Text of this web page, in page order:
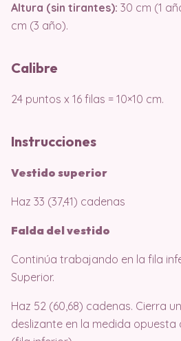
Altura (sin tirantes): 30 cm (1
cm (3 año).
Calibre
24 puntos x 16 filas = 10×10 cm.
Instrucciones
Vestido superior
Haz 33 (37,41) cadenas
Falda del vestido
Continúa trabajando en la fila
Superior.
Haz 52 (60,68) cadenas. Cierra
deslizante en la medida opuesta